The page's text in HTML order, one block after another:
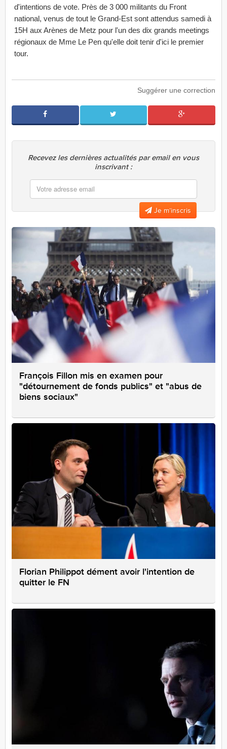
d'intentions de vote. Près de 3 000 militants du Front
national, venus de tout le Grand-Est sont attendus samedi à
15H aux Arènes de Metz pour l'un des dix grands meetings
régionaux de Mme Le Pen qu'elle doit tenir d'ici le premier
tour.
Suggérer une correction
Recevez les dernières actualités par email en vous
inscrivant :
Je m’inscris
François Fillon mis en examen pour
"détournement de fonds publics" et "abus de
biens sociaux"
Florian Philippot dément avoir l'intention de
quitter le FN